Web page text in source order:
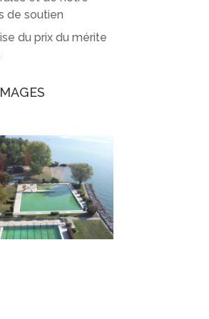
de soutien
du prix du mérite